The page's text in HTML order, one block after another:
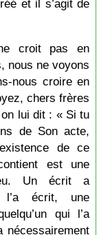
et il s’agit de
croit pas en
nous ne voyons
nous croire en
chers frères
lui dit : « Si tu
de Son acte,
de ce
est une
Un écrit a
l’a écrit, une
qui l’a
nécessairement